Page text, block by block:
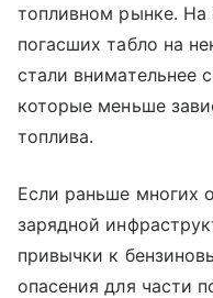
топливном рынке. На
погасших табло на
стали внимательнее
которые меньше
топлива.
Если раньше многих
зарядной
привычки к
опасения для части